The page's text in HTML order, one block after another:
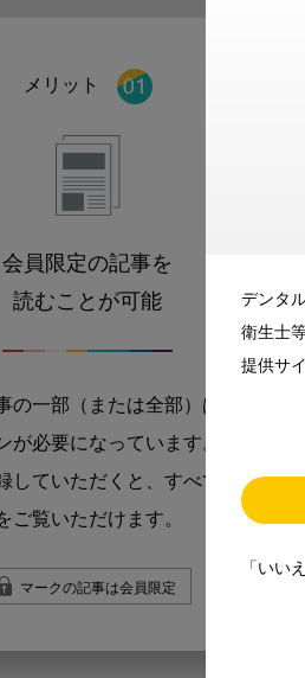
デンタ
衛生士
提供サ
「いい
メリット
会員限定の記事を
読むことが可能
の一部（または全部）は
が必要になっています。
していただくと、すべて
ご覧いただけます。
マークの記事は会員限定